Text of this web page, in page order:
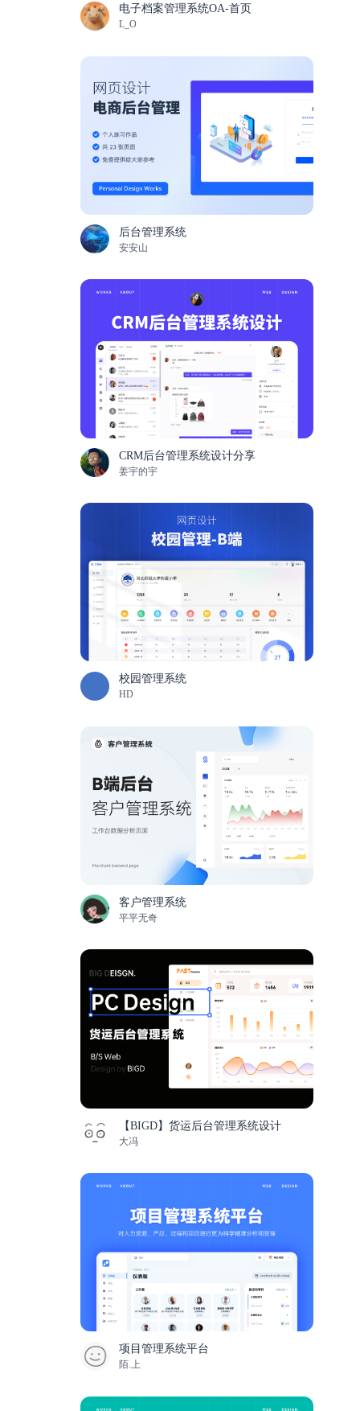
电子档案管理系统OA-首页
L_O
后台管理系统
安安山
CRM后台管理系统设计分享
姜宇的宇
校园管理系统
HD
客户管理系统
平平无奇
【BIGD】货运后台管理系统设计
大冯
项目管理系统平台
陌.上